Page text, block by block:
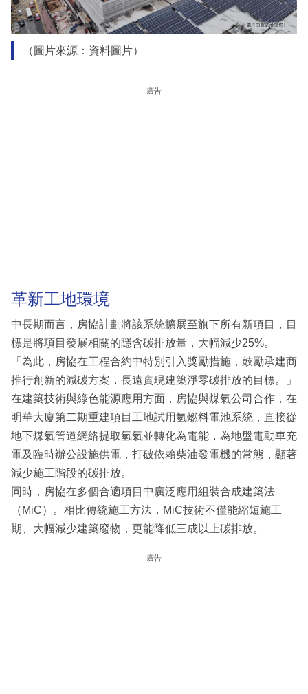
（圖片來源：資料圖片）
廣告
革新工地環境
中長期而言，房協計劃將該系統擴展至旗下所有新項目，目
標是將項目發展相關的隱含碳排放量，大幅減少25%。
「為此，房協在工程合約中特別引入獎勵措施，鼓勵承建商
推行創新的減碳方案，長遠實現建築淨零碳排放的目標。」
在建築技術與綠色能源應用方面，房協與煤氣公司合作，在
明華大廈第二期重建項目工地試用氫燃料電池系統，直接從
地下煤氣管道網絡提取氫氣並轉化為電能，為地盤電動車充
電及臨時辦公設施供電，打破依賴柴油發電機的常態，顯著
減少施工階段的碳排放。
同時，房協在多個合適項目中廣泛應用組裝合成建築法
（MiC）。相比傳統施工方法，MiC技術不僅能縮短施工
期、大幅減少建築廢物，更能降低三成以上碳排放。
廣告